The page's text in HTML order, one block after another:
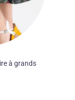
à grands